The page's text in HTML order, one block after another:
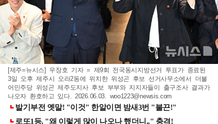
[제주=뉴시스] 우장호 기자 = 제9회 전국동시지방선거 투표가 종료된
3일 오후 제주시 오라2동에 위치한 위성곤 후보 선거사무소에서 더불
어민주당 위성곤 제주도지사 후보 부부와 지지자들이 출구조사 결과가
나오자 환호하고 있다. 2026.06.03. woo1223@newsis.com